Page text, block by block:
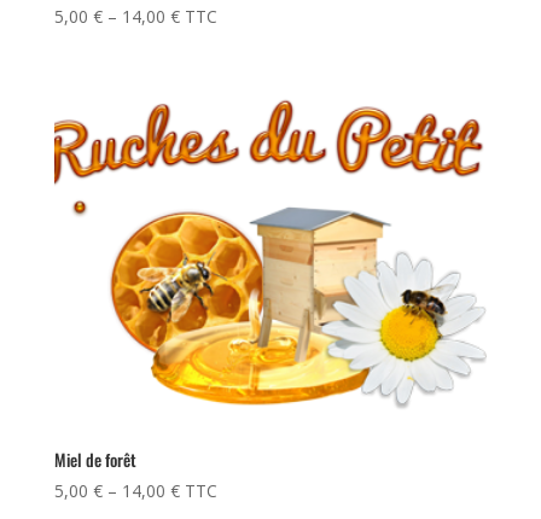
5,00 €– 14,00 € TTC
Miel de forêt
5,00 €– 14,00 € TTC